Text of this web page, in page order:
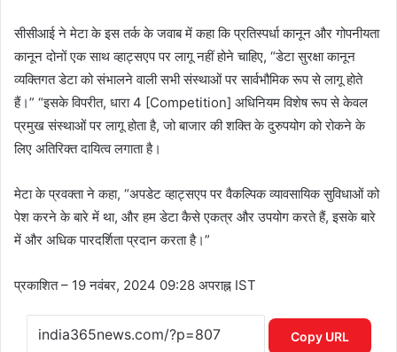
सीसीआई ने मेटा के इस तर्क के जवाब में कहा कि प्रतिस्पर्धा कानून और गोपनीयता
कानून दोनों एक साथ व्हाट्सएप पर लागू नहीं होने चाहिए, “डेटा सुरक्षा कानून
व्यक्तिगत डेटा को संभालने वाली सभी संस्थाओं पर सार्वभौमिक रूप से लागू होते
हैं।” “इसके विपरीत, धारा 4 [Competition] अधिनियम विशेष रूप से केवल
प्रमुख संस्थाओं पर लागू होता है, जो बाजार की शक्ति के दुरुपयोग को रोकने के
लिए अतिरिक्त दायित्व लगाता है।
मेटा के प्रवक्ता ने कहा, “अपडेट व्हाट्सएप पर वैकल्पिक व्यावसायिक सुविधाओं को
पेश करने के बारे में था, और हम डेटा कैसे एकत्र और उपयोग करते हैं, इसके बारे
में और अधिक पारदर्शिता प्रदान करता है।”
प्रकाशित– 19 नवंबर, 2024 09:28 अपराह्न IST
Copy URL